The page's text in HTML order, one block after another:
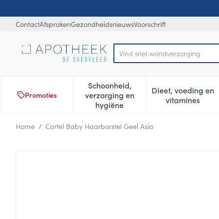
ContactAfsprakenGezondheidsnieuwsVoorschrift
Product, merk, categorie...
Promoties
Schoonheid,
verzorging en
hygiëne
Toon submenu voor
Dieet, voeding en
vitamines
Toon
Home / Cartel Baby Haarborstel Geel Asia
Cartel Baby Haarborstel